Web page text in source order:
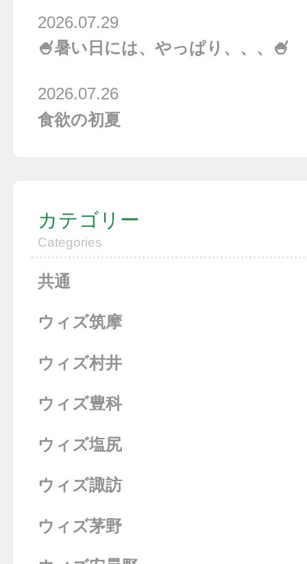
🍧暑い日には、やっぱり、、、🍧
2026.07.29
食欲の初夏
2026.07.26
カテゴリー
Categories
共通
ウィズ筑摩
ウィズ村井
ウィズ豊科
ウィズ塩尻
ウィズ諏訪
ウィズ茅野